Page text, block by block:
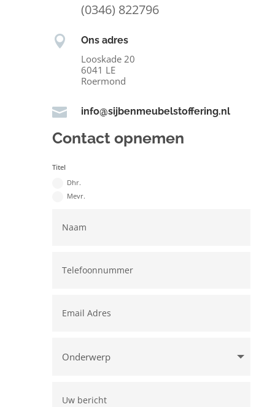
(0346) 822796
 Ons adres
Looskade 20
6041 LE
Roermond
 info@sijbenmeubelstoffering.nl
Contact opnemen
Titel
Dhr.
Mevr.